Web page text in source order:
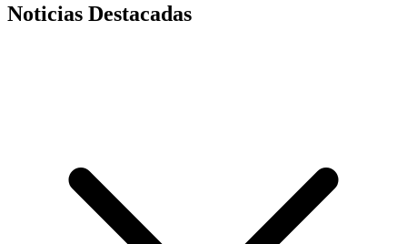
Noticias Destacadas